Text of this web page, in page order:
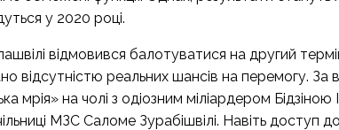
у 2020 році.
відмовився балотуватися на другий
відсутністю реальних шансів на перемогу. За
на чолі з одіозним міліардером Бідзіною
МЗС Саломе Зурабішвілі. Навіть доступ